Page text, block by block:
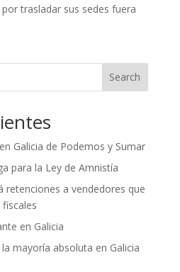
trasladar sus sedes fuera
Search
Galicia de Podemos y Sumar
para la Ley de Amnistía
retenciones a vendedores que
en Galicia
mayoría absoluta en Galicia